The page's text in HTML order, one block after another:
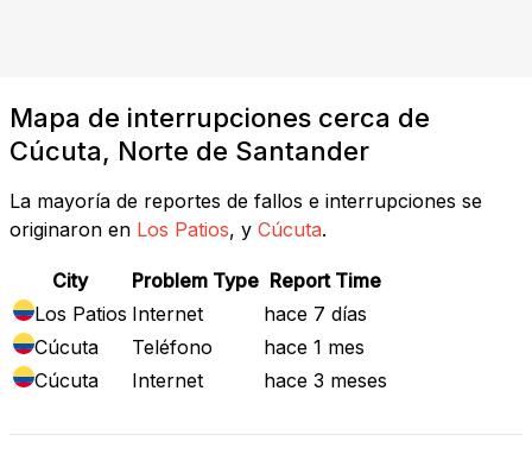
Mapa de interrupciones cerca de
Cúcuta, Norte de Santander
La mayoría de reportes de fallos e interrupciones se
originaron en Los Patios, y Cúcuta.
City Problem Type Report Time
Los Patios Internet
hace 7 días
Cúcuta
Teléfono
hace 1 mes
Cúcuta
Internet hace 3 meses